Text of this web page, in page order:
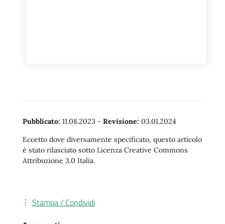
Pubblicato: 11.08.2023 - Revisione: 03.01.2024
Eccetto dove diversamente specificato, questo articolo
è stato rilasciato sotto Licenza Creative Commons
Attribuzione 3.0 Italia.
Stampa / Condividi